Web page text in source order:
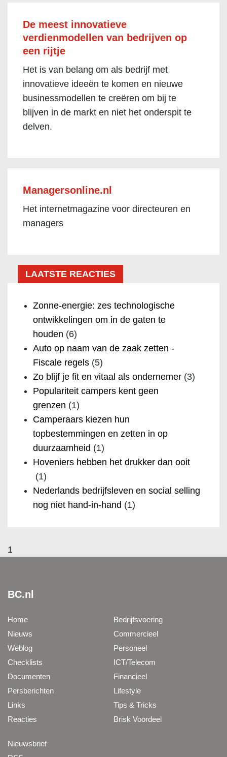
De meest innovatieve
verdienmodellen van bedrijven op
een rijtje
Het is van belang om als bedrijf met
innovatieve ideeën te komen en nieuwe
businessmodellen te creëren om bij te
blijven in de markt en niet het onderspit te
delven.
Managersonline.nl
Het internetmagazine voor directeuren en
managers
LAATSTE REACTIES
Zonne-energie: zes technologische
ontwikkelingen om in de gaten te
houden (6)
Auto op naam van de zaak zetten -
Fiscale regels (5)
Zo blijf je fit en vitaal als ondernemer (3)
Populariteit campers kent geen
grenzen (1)
Camperaars kiezen hun
topbestemmingen en zetten in op
duurzaamheid (1)
Hoveniers hebben het drukker dan ooit
(1)
Nederlands bedrijfsleven en social selling
nog niet hand-in-hand (1)
1
BC.nl
Home
Nieuws
Weblog
Checklists
Documenten
Persberichten
Links
Reacties
Bedrijfsvoering
Commercieel
Personeel
ICT/Telecom
Financieel
Lifestyle
Tips & Tricks
Brisk Voordeel
Nieuwsbrief